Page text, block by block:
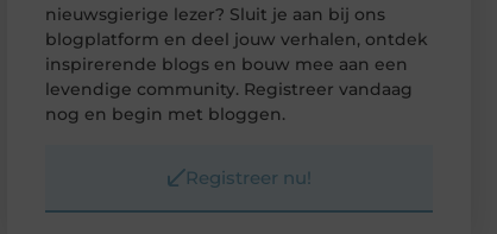
nieuwsgierige lezer? Sluit je aan bij ons
blogplatform en deel jouw verhalen, ontdek
inspirerende blogs en bouw mee aan een
levendige community. Registreer vandaag
nog en begin met bloggen.
Registreer nu!